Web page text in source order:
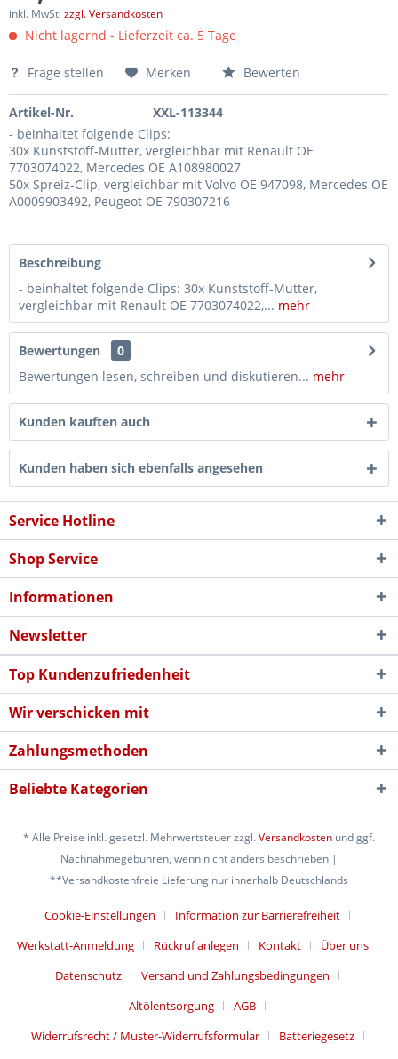
inkl. MwSt.zzgl. Versandkosten
Nicht lagernd - Lieferzeit ca. 5 Tage
Frage stellen Merken Bewerten
Artikel-Nr.
XXL-113344
- beinhaltet folgende Clips:
30x Kunststoff-Mutter, vergleichbar mit Renault OE
7703074022, Mercedes OE A108980027
50x Spreiz-Clip, vergleichbar mit Volvo OE 947098, Mercedes OE
A0009903492, Peugeot OE 790307216
Beschreibung
- beinhaltet folgende Clips: 30x Kunststoff-Mutter,
vergleichbar mit Renault OE 7703074022,... mehr
Bewertungen
0
Bewertungen lesen, schreiben und diskutieren... mehr
Kunden kauften auch
Kunden haben sich ebenfalls angesehen
Service Hotline
Shop Service
Informationen
Newsletter
Top Kundenzufriedenheit
Wir verschicken mit
Zahlungsmethoden
Beliebte Kategorien
* Alle Preise inkl. gesetzl. Mehrwertsteuer zzgl.Versandkosten und ggf.
Nachnahmegebühren, wenn nicht anders beschrieben |
**Versandkostenfreie Lieferung nur innerhalb Deutschlands
Cookie-Einstellungen
Information zur Barrierefreiheit
Werkstatt-Anmeldung
Rückruf anlegen Kontakt
Über uns
Datenschutz
Versand und Zahlungsbedingungen
Altölentsorgung
AGB
Widerrufsrecht / Muster-Widerrufsformular
Batteriegesetz